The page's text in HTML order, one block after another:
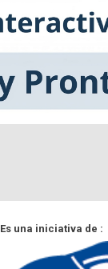
Es una iniciativa de :